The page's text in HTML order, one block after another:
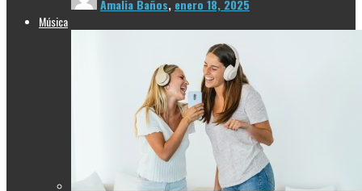
Amalia Baños, enero 18, 2025
Música